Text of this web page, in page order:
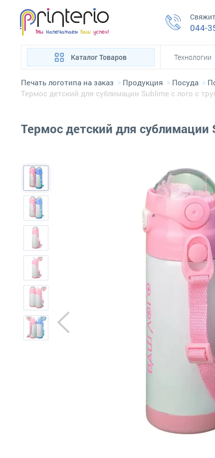
044-
Каталог Товаров Технологии
Печать логотипа на заказ Продукция Посуда
Термос детский для сублимации Sublime с лого с
Термос детский для сублимации